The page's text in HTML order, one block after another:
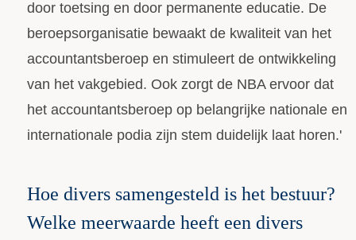
door toetsing en door permanente educatie. De
beroepsorganisatie bewaakt de kwaliteit van het
accountantsberoep en stimuleert de ontwikkeling
van het vakgebied. Ook zorgt de NBA ervoor dat
het accountantsberoep op belangrijke nationale en
internationale podia zijn stem duidelijk laat horen.'
Hoe divers samengesteld is het bestuur?
Welke meerwaarde heeft een divers